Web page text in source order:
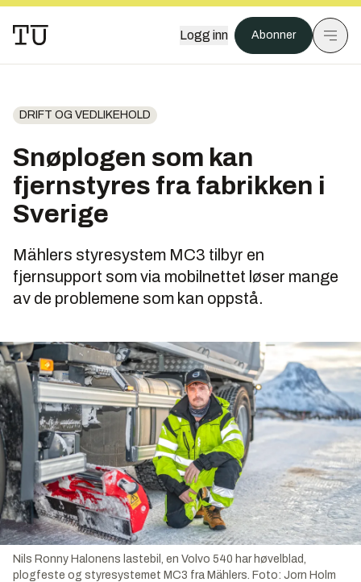
Logg inn Abonner
DRIFT OG VEDLIKEHOLD
Snøplogen som kan
fjernstyres fra fabrikken i
Sverige
Mählers styresystem MC3 tilbyr en
fjernsupport som via mobilnettet løser mange
av de problemene som kan oppstå.
Nils Ronny Halonens lastebil, en Volvo 540 har høvelblad,
plogfeste og styresystemet MC3 fra Mählers. Foto: Jorn Holm